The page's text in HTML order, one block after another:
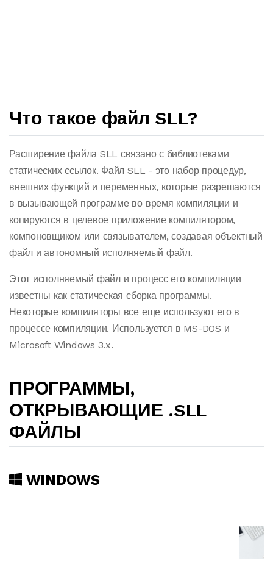
Что такое файл SLL?
Расширение файла SLL связано с библиотеками
статических ссылок. Файл SLL - это набор процедур,
внешних функций и переменных, которые разрешаются
в вызывающей программе во время компиляции и
копируются в целевое приложение компилятором,
компоновщиком или связывателем, создавая объектный
файл и автономный исполняемый файл.
Этот исполняемый файл и процесс его компиляции
известны как статическая сборка программы.
Некоторые компиляторы все еще используют его в
процессе компиляции. Используется в MS-DOS и
Microsoft Windows 3.x.
ПРОГРАММЫ,
ОТКРЫВАЮЩИЕ .SLL
ФАЙЛЫ
WINDOWS